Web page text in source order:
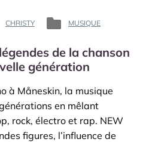
CHRISTY
POSTED
:
MUSIQUE
de la chanson
génération
à Måneskin, la musique
en mêlant
rock, électro et rap. NEW
figures, l’influence de